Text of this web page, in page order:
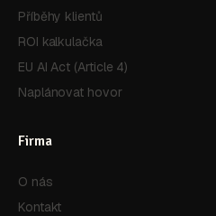
Příběhy klientů
ROI kalkulačka
EU AI Act (Article 4)
Naplánovat hovor
Firma
O nás
Kontakt